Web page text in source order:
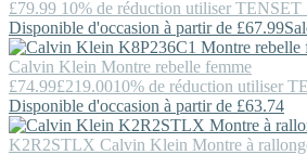
£79.99 10% de réduction utiliser TENSET
Disponible d'occasion à partir de £67.99
Calvin Klein Montre rebelle femme
£74.99£219.0010% de réduction utiliser
Disponible d'occasion à partir de £63.74
K2R2STLX Calvin Klein Montre à